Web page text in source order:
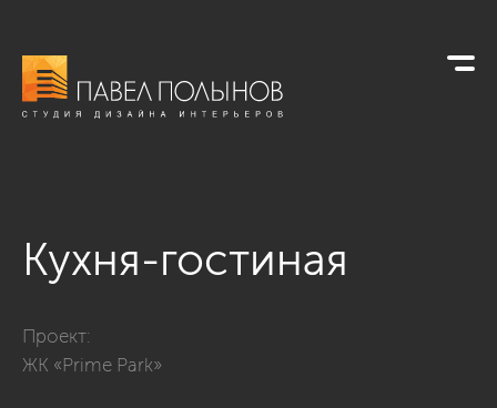
Кухня-гостиная
Проект:
ЖК «Prime Park»